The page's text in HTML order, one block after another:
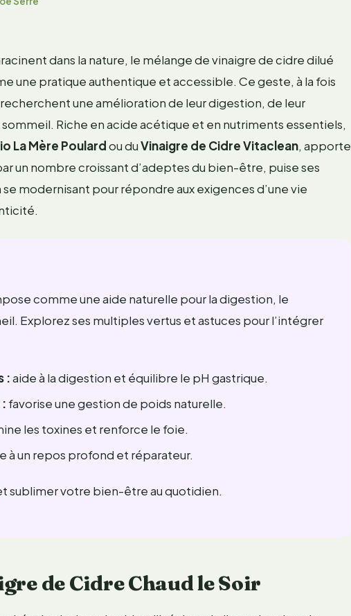
dans la nature, le mélange de vinaigre de cidre dilué
une pratique authentique et accessible. Ce geste, à la fois
une amélioration de leur digestion, de leur
Riche en acide acétique et en nutriments essentiels,
La Mère Poulardou duVinaigre de Cidre Vitaclean, apporte
un nombre croissant d’adeptes du bien-être, puise ses
modernisant pour répondre aux exigences d’une vie
comme une aide naturelle pour la digestion, le
Explorez ses multiples vertus et astuces pour l’intégrer
:aide à la digestion et équilibre le pH gastrique.
favorise une gestion de poids naturelle.
les toxines et renforce le foie.
à un repos profond et réparateur.
sublimer votre bien-être au quotidien.
de Cidre Chaud le Soir